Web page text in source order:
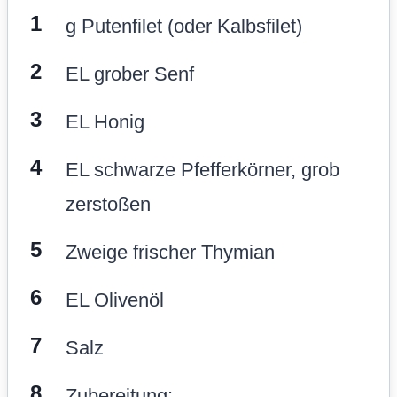
g Putenfilet (oder Kalbsfilet)
EL grober Senf
EL Honig
EL schwarze Pfefferkörner, grob
zerstoßen
Zweige frischer Thymian
EL Olivenöl
Salz